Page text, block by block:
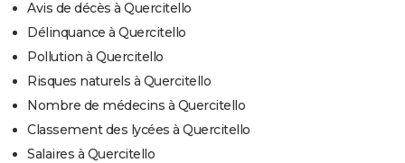
Avis de décès à Quercitello
Délinquance à Quercitello
Pollution à Quercitello
Risques naturels à Quercitello
Nombre de médecins à Quercitello
Classement des lycées à Quercitello
Salaires à Quercitello